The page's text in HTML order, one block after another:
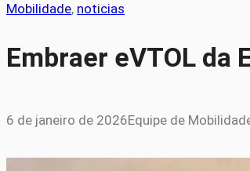
Mobilidade, noticias
Embraer eVTOL da
6 de janeiro de 2026Equipe de